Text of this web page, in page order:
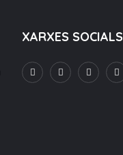
XARXES SOCIALS